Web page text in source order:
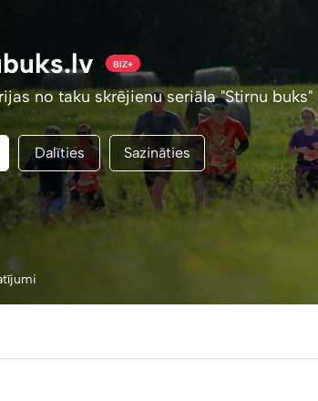
BIZ+
no taku skrējienu seriāla "Stirnu
Dalīties Sazināties